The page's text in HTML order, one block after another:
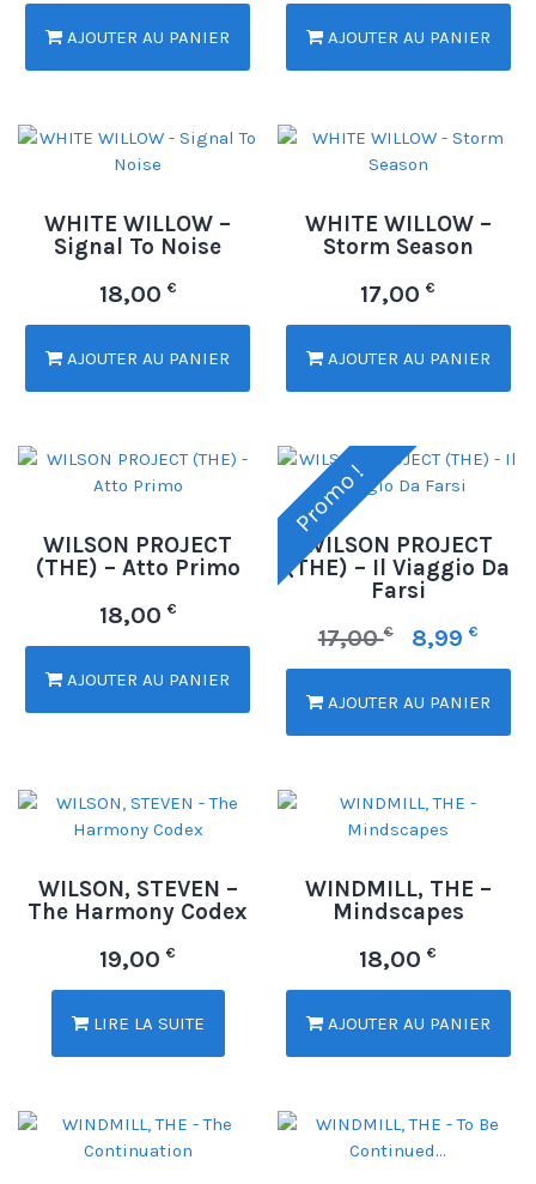
AJOUTER AU PANIER AJOUTER AU PANIER
WHITE WILLOW –
Signal To Noise
18,00 €
AJOUTER AU PANIER
WHITE WILLOW –
Storm Season
17,00€
AJOUTER AU PANIER
WILSON PROJECT
(THE) – Atto Primo
18,00 €
AJOUTER AU PANIER
Promo !
WILSON PROJECT
(THE) – Il Viaggio Da
Farsi
17,00€ 8,99 €
AJOUTER AU PANIER
WILSON, STEVEN –
The Harmony Codex
19,00€
LIRE LA SUITE
WINDMILL, THE –
Mindscapes
18,00€
AJOUTER AU PANIER